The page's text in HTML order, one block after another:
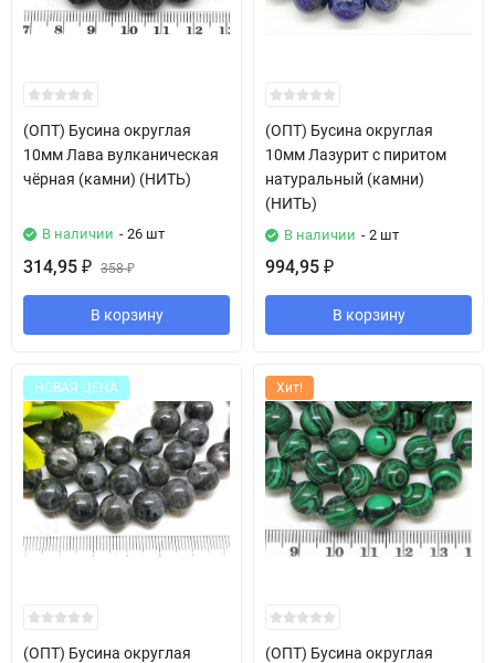
(ОПТ) Бусина округлая
10мм Лава вулканическая
чёрная (камни) (НИТЬ)
В наличии - 26 шт
314,95 ₽ 358₽
В корзину
(ОПТ) Бусина округлая
10мм Лазурит с пиритом
натуральный (камни)
(НИТЬ)
В наличии - 2 шт
994,95 ₽
В корзину
НОВАЯ ЦЕНА
(ОПТ) Бусина округлая
Хит!
(ОПТ) Бусина округлая